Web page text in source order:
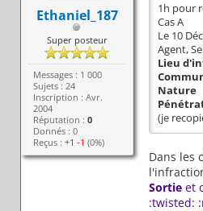
Ethaniel_187
Super posteur
Messages : 1 000
Sujets : 24
Inscription : Avr.
2004
Réputation :0
Donnés : 0
Reçus :+1 -1 (0%)
1h pour
Cas A
Le 10
Agent,
Lieu
Nature
(je
Dans les
Sortieet
:twisted: